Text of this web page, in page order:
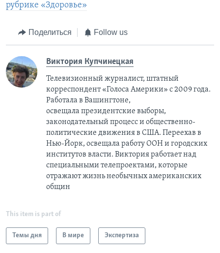
рубрике «Здоровье»
Поделиться Follow us
Виктория Купчинецкая
Телевизионный журналист, штатный
корреспондент «Голоса Америки» с 2009 года.
Работала в Вашингтоне,
освещала президентские выборы,
законодательный процесс и общественно-
политические движения в США. Переехав в
Нью-Йорк, освещала работу ООН и городских
институтов власти. Виктория работает над
специальными телепроектами, которые
отражают жизнь необычных американских
общин
This item is part of
Темы дня В мире Экспертиза